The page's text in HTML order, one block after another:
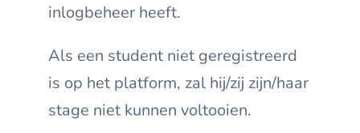
inlogbeheer heeft.
Als een student niet geregistreerd
is op het platform, zal hij/zij zijn/haar
stage niet kunnen voltooien.